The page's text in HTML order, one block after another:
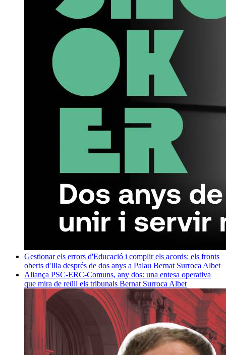
Gestionar els errors d'Educació i complir els acords: els fronts
oberts d'Illa després de dos anys a Palau Bernat Surroca Albet
Aliança PSC-ERC-Comuns, any dos: una entesa operativa
que mira de reüll els tribunals Bernat Surroca Albet